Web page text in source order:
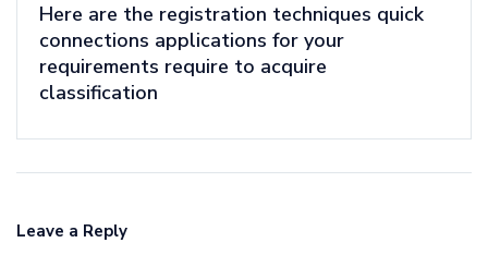
Here are the registration techniques quick
connections applications for your
requirements require to acquire
classification
Leave a Reply